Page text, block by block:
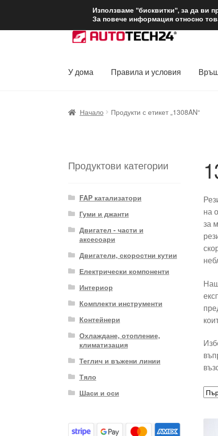
ДОСТАВКА от
Skip
to
Skip
to
У дома
Правила и условия
Начало Продукти с етикет „1308AN“
на
за
Продуктови категории
FAP катализатори
Гуми и джанти
Двигател - части и
аксесоари
Двигатели, скоростни кутии
Електрически компоненти
Интериор
Комплекти инструменти
Контейнери
Охлаждане, отопление,
климатизация
Теглич и въжени линии
Тяло
Шаси и оси
Използваме "бисквитки", за да ви
За повече информация относно